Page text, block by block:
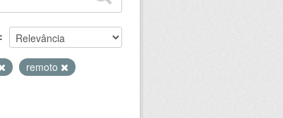
remoto